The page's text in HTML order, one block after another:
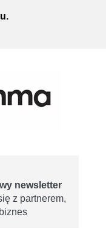
newsletter
z partnerem,